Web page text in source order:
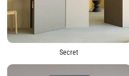
Secret